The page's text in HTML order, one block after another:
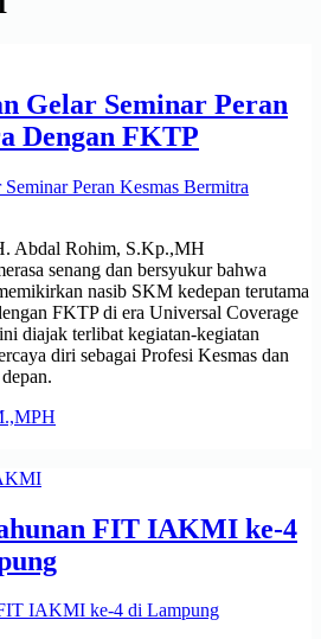
Gelar Seminar Peran
Dengan FKTP
Abdal Rohim, S.Kp.,MH
senang dan bersyukur bahwa
nasib SKM kedepan terutama
FKTP di era Universal Coverage
diajak terlibat kegiatan-kegiatan
diri sebagai Profesi Kesmas dan
FIT IAKMI ke-4